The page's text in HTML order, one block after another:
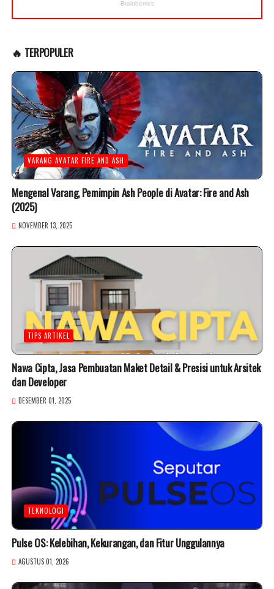
🔥 TERPOPULER
VARANG AVATAR FIRE AND ASH
Mengenal Varang, Pemimpin Ash People di Avatar: Fire and Ash
(2025)
NOVEMBER 13, 2025
TIPS ARTIKEL
Nawa Cipta, Jasa Pembuatan Maket Detail & Presisi untuk Arsitek
dan Developer
DESEMBER 01, 2025
TEKNOLOGI
Pulse OS: Kelebihan, Kekurangan, dan Fitur Unggulannya
AGUSTUS 01, 2026